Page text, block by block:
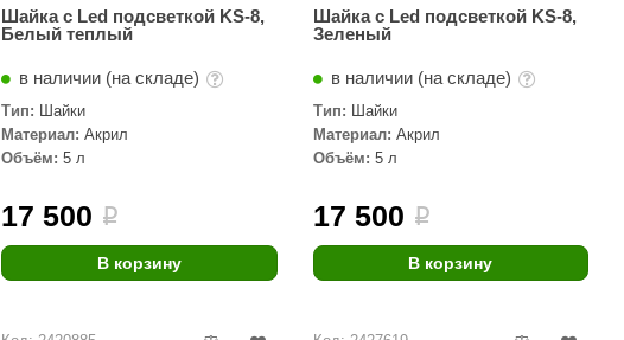
Feringer
Aromawolke
Шайка с Led подсветкой KS-8,
Белый теплый
в наличии (на складе)
Тип: Шайки
Материал: Акрил
Объём: 5 л
17 500 i
В корзину
Шайка с Led подсветкой KS-8,
Зеленый
в наличии (на складе)
Тип: Шайки
Материал: Акрил
Объём: 5 л
17 500 i
В корзину